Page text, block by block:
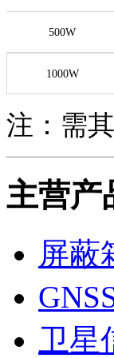
500W
1000W
注：需
主营产
屏蔽
卫星